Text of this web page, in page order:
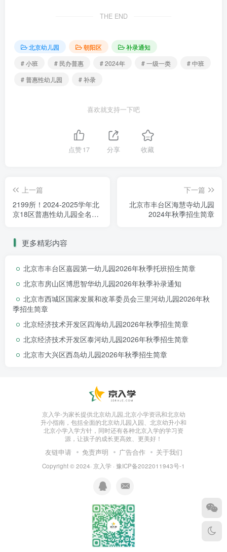
补录时间
截止时间：2024年7月22日
电话咨询
LITTLE GOLDEN STAR
1.幼儿园咨询电话:
010-84842495
13581631626(杨老师)
上午8:30-11:30 下午13:30-17:00
2.区教委咨询电话:
010-85855809、010-85855706
7月1日一8月31日
上午8:30-11:30 下午13:30-17:00
7月1日起可登录网址查看幼儿录取情况：
登记报名服务平台”网址http://yery.bjchyedu.cn。
THE END
北京幼儿园 朝阳区
补录通知
# 小班
# 民办普惠 # 2024年 # 一级一类
# 中班
# 普惠性幼儿园
# 补录
喜欢就支持一下吧
点赞17 分享 收藏
上一篇
2199所！2024-2025学年北
京18区普惠性幼儿园全名
下一篇
北京市丰台区海慧寺幼儿园
2024年秋季招生简章
更多精彩内容
北京市丰台区嘉园第一幼儿园2026年秋季托班招生简章
北京市房山区博思智华幼儿园2026年秋季补录通知
北京市西城区国家发展和改革委员会三里河幼儿园2026年秋
季招生简章
北京经济技术开发区四海幼儿园2026年秋季招生简章
北京经济技术开发区泰河幼儿园2026年秋季招生简章
北京市大兴区西岛幼儿园2026年秋季招生简章
京入学-为家长提供北京幼儿园,北京小学资讯和北京幼
升小指南，包括全面的北京幼儿园入园、北京幼升小和
北京小学入学方针，同时还有各种北京入学的学习资
源，让孩子的成长更高效、更美好！
友链申请 免责声明 广告合作 关于我们
Copyright © 2024· 京入学 · 豫ICP备2022011943号-1